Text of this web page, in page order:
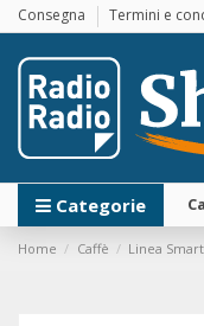
Consegna Termini e
Categorie
Home Caffè Linea Smart